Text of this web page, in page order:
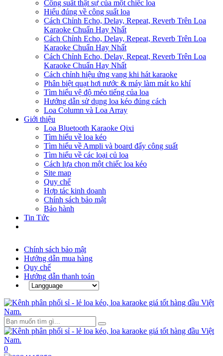
Công suất thật sự của một chiếc loa
Hiểu đúng về công suất loa
Cách Chỉnh Echo, Delay, Repeat, Reverb Trên Loa
Karaoke Chuẩn Hay Nhất
Cách Chỉnh Echo, Delay, Repeat, Reverb Trên Loa
Karaoke Chuẩn Hay Nhất
Cách Chỉnh Echo, Delay, Repeat, Reverb Trên Loa
Karaoke Chuẩn Hay Nhất
Cách chỉnh hiệu ứng vang khi hát karaoke
Phân biệt quạt hơi nước & máy làm mát ko khí
Tìm hiểu vệ độ méo tiếng của loa
Hướng dẫn sử dụng loa kéo đúng cách
Loa Column và Loa Array
Giới thiệu
Loa Bluetooth Karaoke Qixi
Tìm hiểu về loa kéo
Tìm hiểu về Ampli và board đẩy công suất
Tìm hiểu về các loại củ loa
Cách lựa chọn một chiếc loa kéo
Site map
Quy chế
Hợp tác kinh doanh
Chính sách bảo mật
Bảo hành
Tin Tức
Chính sách bảo mật
Hướng dẫn mua hàng
Quy chế
Hướng dẫn thanh toán
0